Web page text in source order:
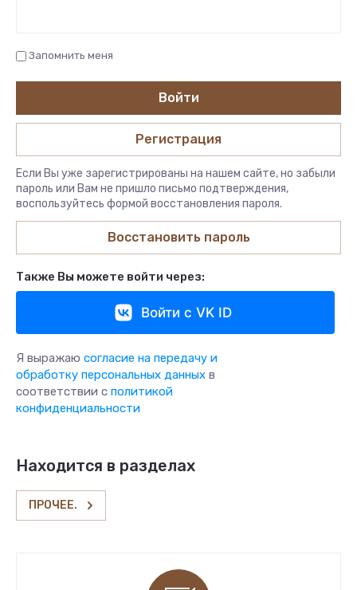
Запомнить меня
Войти
Регистрация
Если Вы уже зарегистрированы на нашем сайте, но забыли
пароль или Вам не пришло письмо подтверждения,
воспользуйтесь формой восстановления пароля.
Восстановить пароль
Также Вы можете войти через:
Войти с VK ID
Я выражаю согласие на передачу и
обработку персональных данных в
соответствии с политикой
конфиденциальности
Находится в разделах
ПРОЧЕЕ.